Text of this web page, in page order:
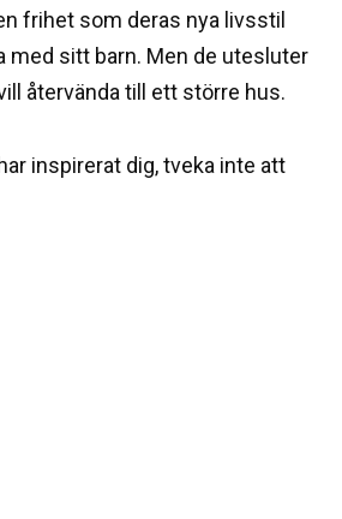
frihet som deras nya livsstil
med sitt barn. Men de utesluter
återvända till ett större hus.
inspirerat dig, tveka inte att